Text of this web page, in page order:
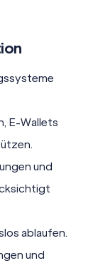
E-Wallets
und
ablaufen.
und